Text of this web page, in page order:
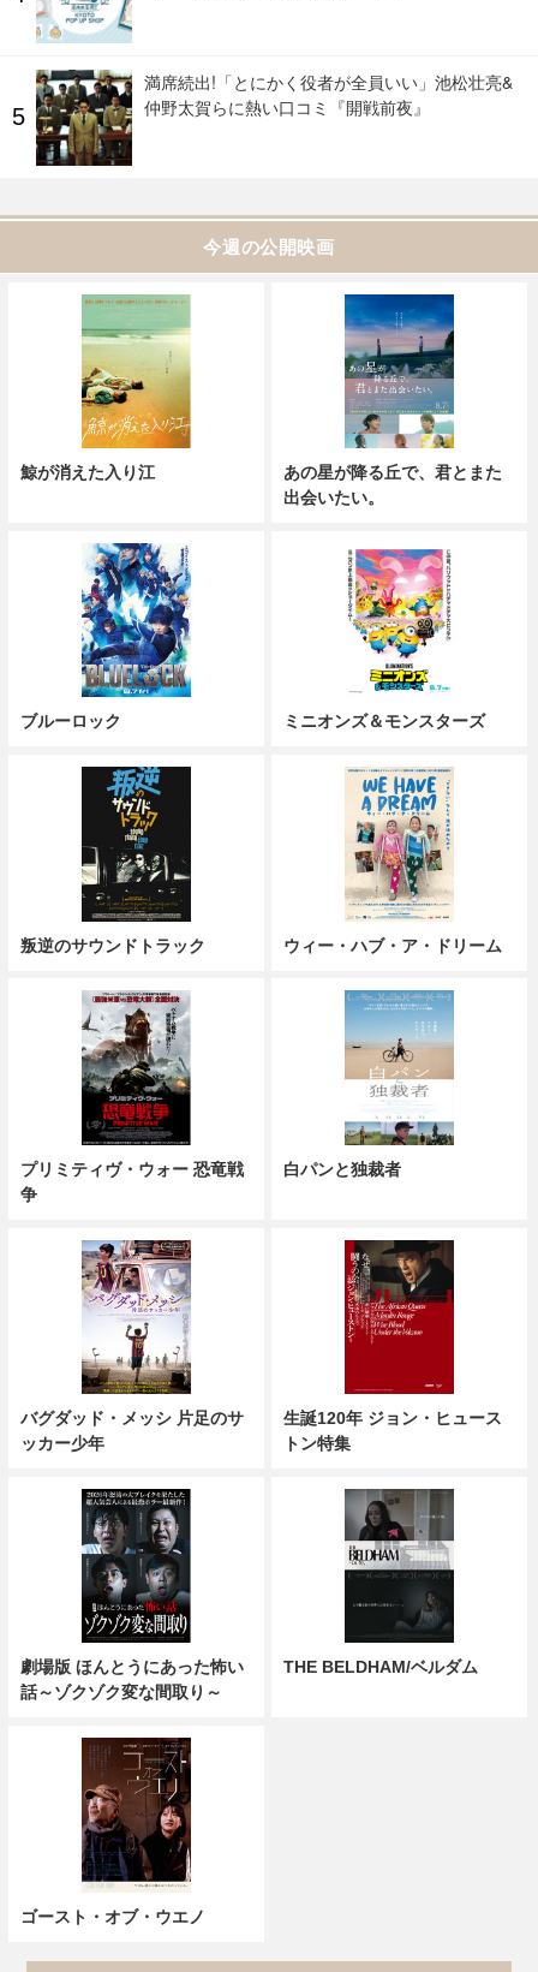
満席続出!「とにかく役者が全員いい」池松壮亮&
仲野太賀らに熱い口コミ『開戦前夜』
今週の公開映画
鯨が消えた入り江
あの星が降る丘で、君とまた
出会いたい。
ブルーロック ミニオンズ＆モンスターズ
叛逆のサウンドトラック ウィー・ハブ・ア・ドリーム
プリミティヴ・ウォー 恐竜戦
争
白パンと独裁者
バグダッド・メッシ 片足のサ
ッカー少年
生誕120年 ジョン・ヒュース
トン特集
劇場版 ほんとうにあった怖い
話～ゾクゾク変な間取り～
THE BELDHAM/ベルダム
ゴースト・オブ・ウエノ